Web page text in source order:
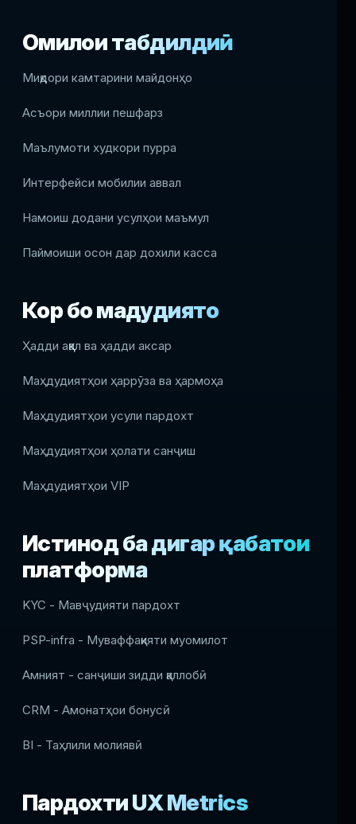
Омилҳои табдилдиҳӣ
Миқдори камтарини майдонҳо
Асъори миллии пешфарз
Маълумоти худкори пурра
Интерфейси мобилии аввал
Намоиш додани усулҳои маъмул
Паймоиши осон дар дохили касса
Кор бо маҳдудиятҳо
Ҳадди аққал ва ҳадди аксар
Маҳдудиятҳои ҳаррӯза ва ҳармоҳа
Маҳдудиятҳои усули пардохт
Маҳдудиятҳои ҳолати санҷиш
Маҳдудиятҳои VIP
Истинод ба дигар қабатҳои
платформа
KYC - Мавҷудияти пардохт
PSP-infra - Муваффақияти муомилот
Амният - санҷиши зидди қаллобӣ
CRM - Амонатҳои бонусӣ
BI - Таҳлили молиявӣ
Пардохти UX Metrics